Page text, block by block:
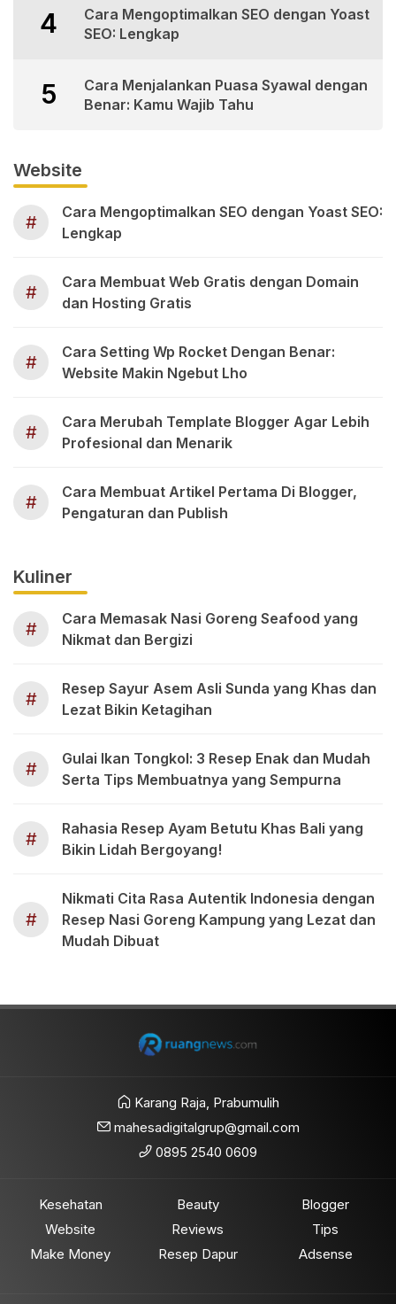
4
Cara Mengoptimalkan SEO dengan Yoast
SEO: Lengkap
5
Cara Menjalankan Puasa Syawal dengan
Benar: Kamu Wajib Tahu
Website
#
Cara Mengoptimalkan SEO dengan Yoast SEO:
Lengkap
#
Cara Membuat Web Gratis dengan Domain
dan Hosting Gratis
#
Cara Setting Wp Rocket Dengan Benar:
Website Makin Ngebut Lho
#
Cara Merubah Template Blogger Agar Lebih
Profesional dan Menarik
#
Cara Membuat Artikel Pertama Di Blogger,
Pengaturan dan Publish
Kuliner
#
Cara Memasak Nasi Goreng Seafood yang
Nikmat dan Bergizi
#
Resep Sayur Asem Asli Sunda yang Khas dan
Lezat Bikin Ketagihan
#
Gulai Ikan Tongkol: 3 Resep Enak dan Mudah
Serta Tips Membuatnya yang Sempurna
#
Rahasia Resep Ayam Betutu Khas Bali yang
Bikin Lidah Bergoyang!
#
Nikmati Cita Rasa Autentik Indonesia dengan
Resep Nasi Goreng Kampung yang Lezat dan
Mudah Dibuat
Karang Raja, Prabumulih
mahesadigitalgrup@gmail.com
0895 2540 0609
Kesehatan
Website
Make Money
Beauty
Reviews
Resep Dapur
Blogger
Tips
Adsense